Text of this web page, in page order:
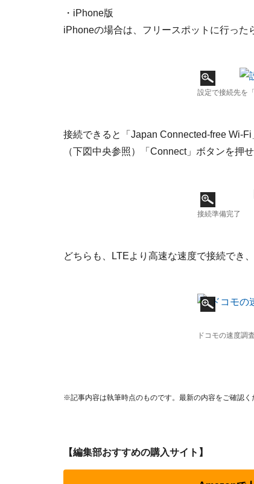
・iPhone版
iPhoneの場合は、フリースポットに行った
設定で接続先を
接続できると「Japan Connected-free Wi-
（下図中央参照）「Connect」ボタンを押せ
接続準備完了
どちらも、LTEより高速な速度で接続でき
ドコモの速度調
※記事内容は執筆時点のものです。最新の内容をご確認く
【編集部おすすめの購入サイト】